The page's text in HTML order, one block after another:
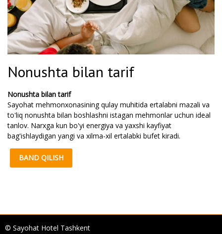
Nonushta bilan tarif
Nonushta bilan tarif
Sayohat mehmonxonasining qulay muhitida ertalabni mazali va
to'liq nonushta bilan boshlashni istagan mehmonlar uchun ideal
tanlov. Narxga kun bo'yi energiya va yaxshi kayfiyat
bag'ishlaydigan yangi va xilma-xil ertalabki bufet kiradi.
BAND QILISH
© Sayohat Hotel Tashkent